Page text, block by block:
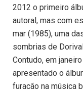
2012 o primeiro
autoral, mas com
mar (1985), uma
sombrias de
Contudo, em
apresentado o
furacão na música